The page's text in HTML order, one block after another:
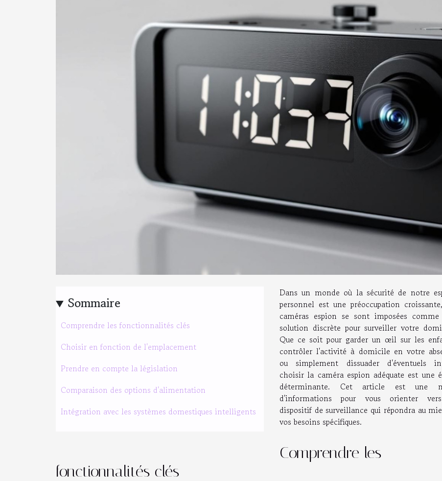
Sommaire
Comprendre les fonctionnalités clés
Choisir en fonction de l'emplacement
Prendre en compte la législation
Comparaison des options d'alimentation
Intégration avec les systèmes domestiques intelligents
Dans un monde où la sécurité de notre
personnel est une préoccupation
caméras espion se sont imposées comme
solution discrète pour surveiller votre
Que ce soit pour garder un œil sur les
contrôler l'activité à domicile en votre
ou simplement dissuader d'éventuels
choisir la caméra espion adéquate est une
déterminante. Cet article est une
d'informations pour vous orienter
dispositif de surveillance qui répondra au
vos besoins spécifiques.
Comprendre les
fonctionnalités clés